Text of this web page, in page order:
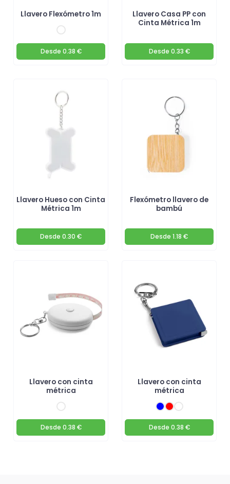
Llavero Flexómetro 1m
Desde 0.38 €
Llavero Casa PP con
Cinta Métrica 1m
Desde 0.33 €
Llavero Hueso con Cinta
Métrica 1m
Desde 0.30 €
Flexómetro llavero de
bambú
Desde 1.18 €
Llavero con cinta
métrica
Desde 0.38 €
Llavero con cinta
métrica
Desde 0.38 €